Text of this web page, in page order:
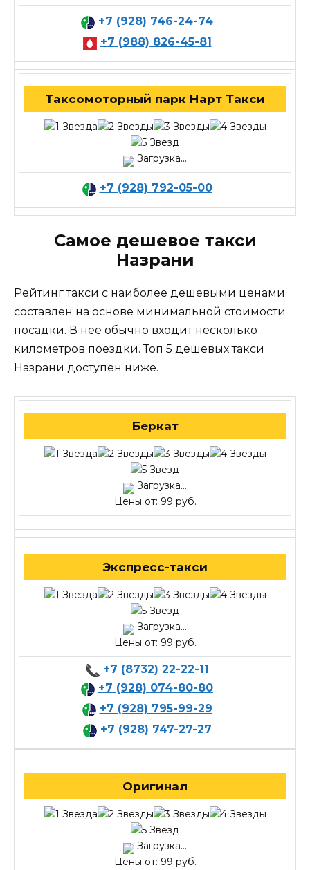
+7 (928) 746-24-74
+7 (988) 826-45-81
Таксомоторный парк Нарт Такси
Загрузка...
+7 (928) 792-05-00
Самое дешевое такси
Назрани
Рейтинг такси с наиболее дешевыми ценами
составлен на основе минимальной стоимости
посадки. В нее обычно входит несколько
километров поездки. Топ 5 дешевых такси
Назрани доступен ниже.
Беркат
Загрузка...
Цены от: 99 руб.
Экспресс-такси
Загрузка...
Цены от: 99 руб.
+7 (8732) 22-22-11
+7 (928) 074-80-80
+7 (928) 795-99-29
+7 (928) 747-27-27
Оригинал
Загрузка...
Цены от: 99 руб.